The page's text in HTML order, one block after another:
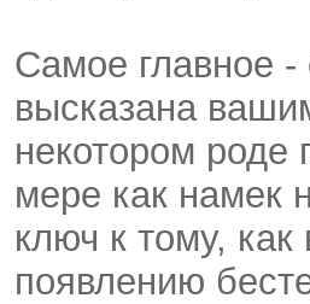
Самое главное
высказана
некотором роде
мере как намек
ключ к тому,
появлению